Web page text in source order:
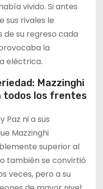
vivido. Si antes
sus rivales le
de su regreso cada
la
eléctrica.
Mazzinghi
todos los frentes
Paz ni a sus
Mazzinghi
superior al
también se convirtió
veces, pero a su